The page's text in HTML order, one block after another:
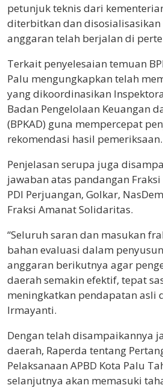
petunjuk teknis dari
diterbitkan dan
anggaran telah berjalan di
Terkait penyelesaian temuan
Palu mengungkapkan telah
yang dikoordinasikan
Badan Pengelolaan Keuangan
(BPKAD) guna mempercepat
rekomendasi hasil pemeriksaan.
Penjelasan serupa juga
jawaban atas pandangan Fraksi
PDI Perjuangan, Golkar,
Fraksi Amanat Solidaritas.
“Seluruh saran dan masukan
bahan evaluasi dalam
anggaran berikutnya agar
daerah semakin efektif, tepat
meningkatkan pendapatan asli
Irmayanti.
Dengan telah disampaikannya
daerah, Raperda tentang
Pelaksanaan APBD Kota Palu
selanjutnya akan memasuki